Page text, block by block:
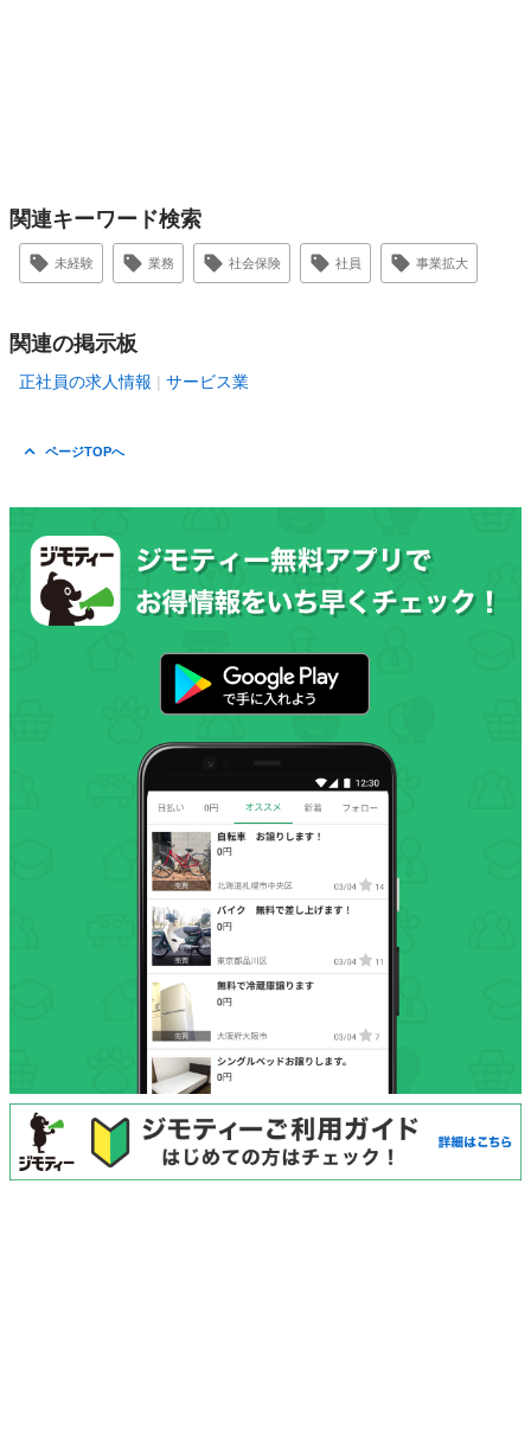
関連キーワード検索
未経験 業務 社会保険 社員 事業拡大
関連の掲示板
正社員の求人情報 サービス業
ページTOPへ